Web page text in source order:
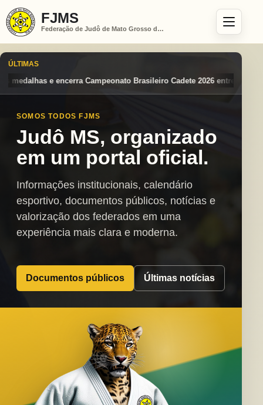
FJMS
Federação de Judô de Mato Grosso do Sul
ÚLTIMAS
Brasileiro Cadete 2026 entre os destaques nacionais Mato
SOMOS TODOS FJMS
Judô MS, organizado
em um portal oficial.
Informações institucionais, calendário
esportivo, documentos públicos, notícias e
valorização dos federados em uma
experiência mais clara e moderna.
Documentos públicos Últimas notícias